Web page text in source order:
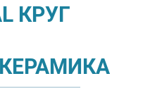
КРУГ